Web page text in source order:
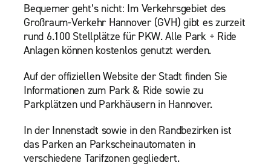
Bequemer geht’s nicht: Im Verkehrsgebiet des
Großraum-Verkehr Hannover (GVH) gibt es zurzeit
rund 6.100 Stellplätze für PKW. Alle Park + Ride
Anlagen können kostenlos genutzt werden.
Auf der offiziellen Website der Stadt finden Sie
Informationen zum Park & Ride sowie zu
Parkplätzen und Parkhäusern in Hannover.
In der Innenstadt sowie in den Randbezirken ist
das Parken an Parkscheinautomaten in
verschiedene Tarifzonen gegliedert.